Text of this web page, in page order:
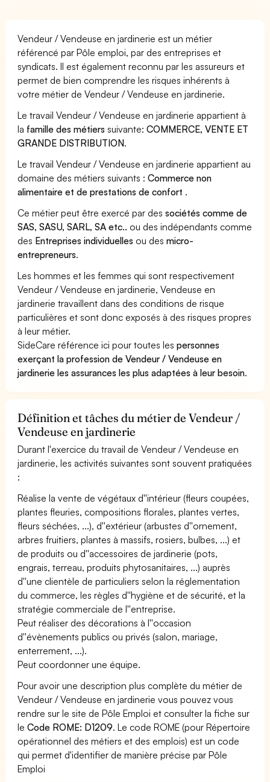
Vendeur / Vendeuse en jardinerie est un métier
référencé par Pôle emploi, par des entreprises et
syndicats. Il est également reconnu par les assureurs et
permet de bien comprendre les risques inhérents à
votre métier de Vendeur / Vendeuse en jardinerie.
Le travail Vendeur / Vendeuse en jardinerie appartient à
la famille des métiers suivante:COMMERCE, VENTE ET
GRANDE DISTRIBUTION.
Le travail Vendeur / Vendeuse en jardinerie appartient au
domaine des métiers suivants :Commerce non
alimentaire et de prestations de confort .
Ce métier peut être exercé par dessociétés comme de
SAS, SASU, SARL, SA etc.. ou des indépendants comme
des Entreprises individuelles ou desmicro-
entrepreneurs.
Les hommes et les femmes qui sont respectivement
Vendeur / Vendeuse en jardinerie, Vendeuse en
jardinerie travaillent dans des conditions de risque
particulières et sont donc exposés à des risques propres
à leur métier.
SideCare référence ici pour toutes lespersonnes
exerçant la profession de Vendeur / Vendeuse en
jardinerie les assurances les plus adaptées à leur besoin.
Définition et tâches du métier de Vendeur /
Vendeuse en jardinerie
Durant l'exercice du travail de Vendeur / Vendeuse en
jardinerie, les activités suivantes sont souvent pratiquées
:
Réalise la vente de végétaux d''intérieur (fleurs coupées,
plantes fleuries, compositions florales, plantes vertes,
fleurs séchées, ...), d''extérieur (arbustes d''ornement,
arbres fruitiers, plantes à massifs, rosiers, bulbes, ...) et
de produits ou d''accessoires de jardinerie (pots,
engrais, terreau, produits phytosanitaires, ...) auprès
d''une clientèle de particuliers selon la réglementation
du commerce, les règles d''hygiène et de sécurité, et la
stratégie commerciale de l''entreprise.
Peut réaliser des décorations à l''occasion
d''évènements publics ou privés (salon, mariage,
enterrement, ...).
Peut coordonner une équipe.
Pour avoir une description plus complète du métier de
Vendeur / Vendeuse en jardinerie vous pouvez vous
rendre sur le site de Pôle Emploi et consulter la fiche sur
leCode ROME: D1209. Le code ROME (pour Répertoire
opérationnel des métiers et des emplois) est un code
qui permet d'identifier de manière précise par Pôle
Emploi